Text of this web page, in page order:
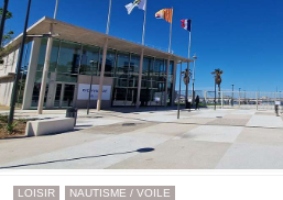
LOISIR
NAUTISME / VOILE